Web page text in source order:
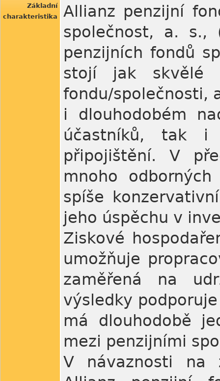
Základní
charakteristika
Allianz penzijní
společnost, a. s.,
penzijních fondů
stojí jak skvělé
fondu/společnosti,
i dlouhodobém
účastníků, tak i
připojištění. V
mnoho
spíše
jeho úspěchu v
Ziskové
umožňuje
zaměřená na
výsledky
má dlouhodobě
mezi penzijními
V návaznosti na